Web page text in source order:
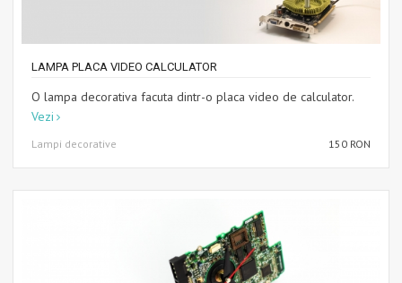
LAMPA PLACA VIDEO CALCULATOR
O lampa decorativa facuta dintr-o placa video de calculator.
Vezi
Lampi decorative 150 RON